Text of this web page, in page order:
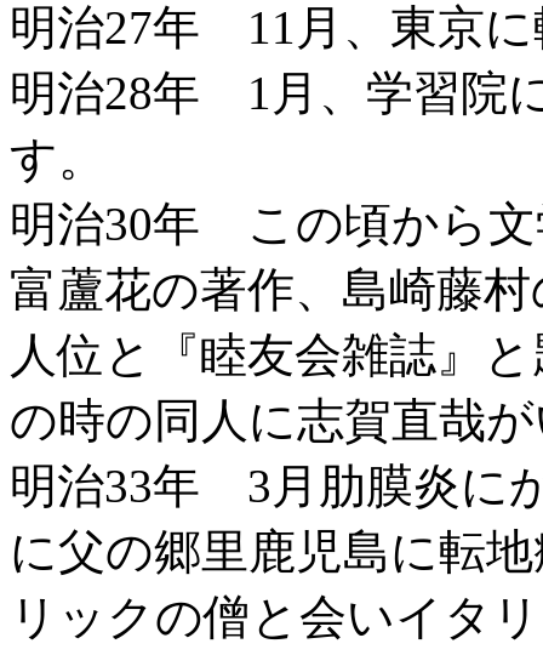
明治27年 11月、東京に
明治28年 1月、学習院
す。
明治30年 この頃から文
富蘆花の著作、島崎藤
人位と『睦友会雑誌』
の時の同人に志賀直哉
明治33年 3月肋膜炎に
に父の郷里鹿児島に転
リックの僧と会いイタ